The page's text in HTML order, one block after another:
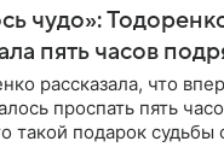
чудо»:
пять часов
рассказала, что
проспать пять
такой подарок судьбы